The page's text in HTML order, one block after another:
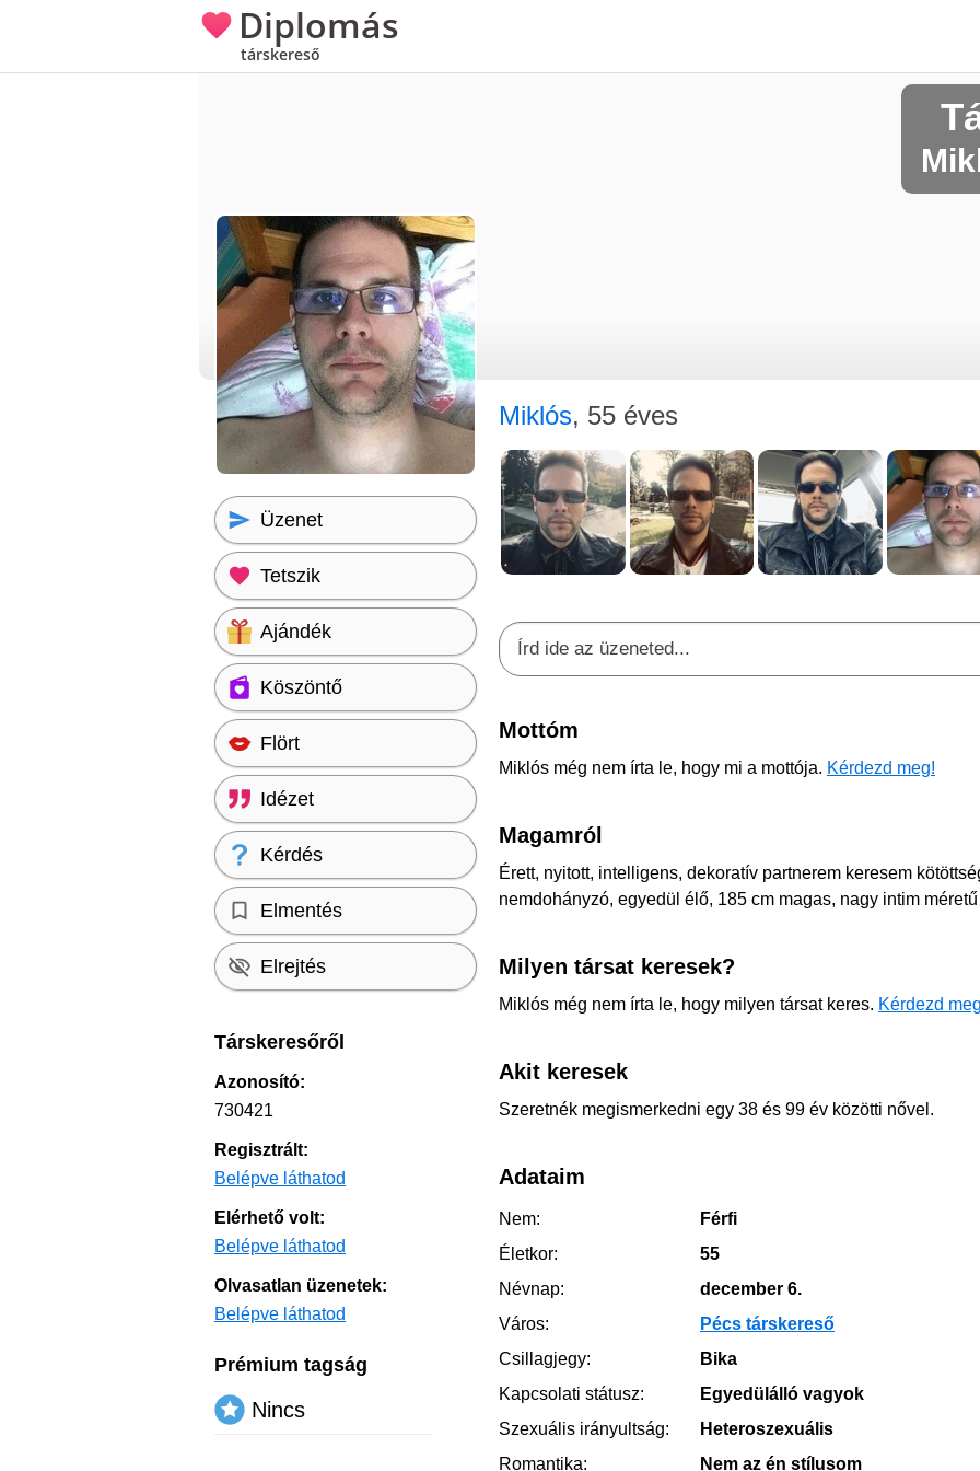
Diplomás
társkereső
Miklós, 55 éves
Mottóm
Miklós még nem írta le, hogy mi a mottója. Kérdezd meg!
Magamról
Érett, nyitott, intelligens, dekoratív partnerem keresem
nemdohányzó, egyedül élő, 185 cm magas, nagy intim
Milyen társat keresek?
Miklós még nem írta le, hogy milyen társat keres. Kérdezd
Akit keresek
Szeretnék megismerkedni egy 38 és 99 év közötti nővel.
Adataim
Nem:
Férfi
Életkor:
55
Névnap:
december 6.
Város:
Pécs társkereső
Csillagjegy:
Bika
Kapcsolati státusz:
Egyedülálló vagyok
Szexuális irányultság:
Heteroszexuális
Romantika:
Nem az én stílusom
Üzenet
Tetszik
Ajándék
Köszöntő
Flört
Idézet
Kérdés
Elmentés
Elrejtés
Társkeresőről
Azonosító:
730421
Regisztrált:
Belépve láthatod
Elérhető volt:
Belépve láthatod
Olvasatlan üzenetek:
Belépve láthatod
Prémium tagság
Nincs